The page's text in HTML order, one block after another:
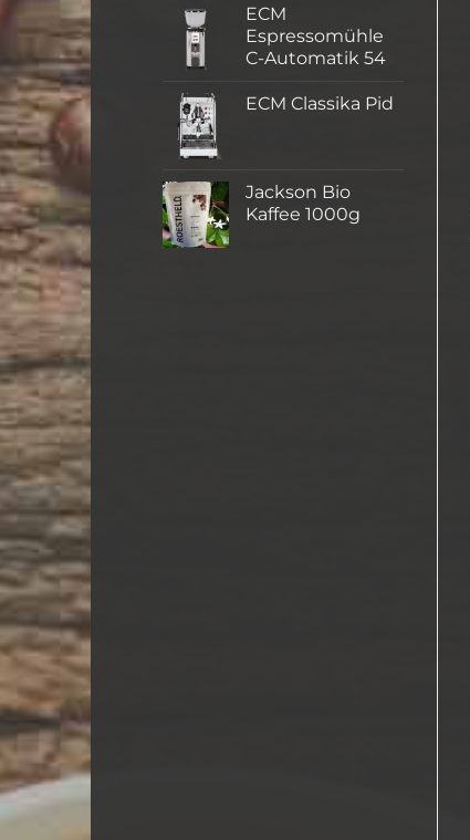
ECM
Espressomühle
C-Automatik 54
ECM Classika Pid
Jackson Bio
Kaffee 1000g